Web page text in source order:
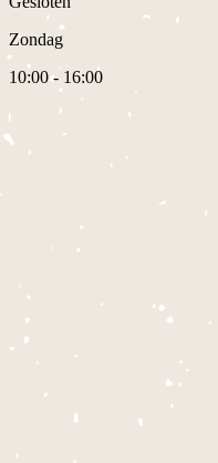
Zondag
10:00 - 16:00